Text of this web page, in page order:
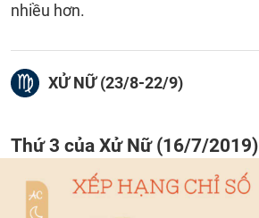
nhiều hơn.
XỬ NỮ (23/8-22/9)
Thứ 3 của Xử Nữ (16/7/2019)